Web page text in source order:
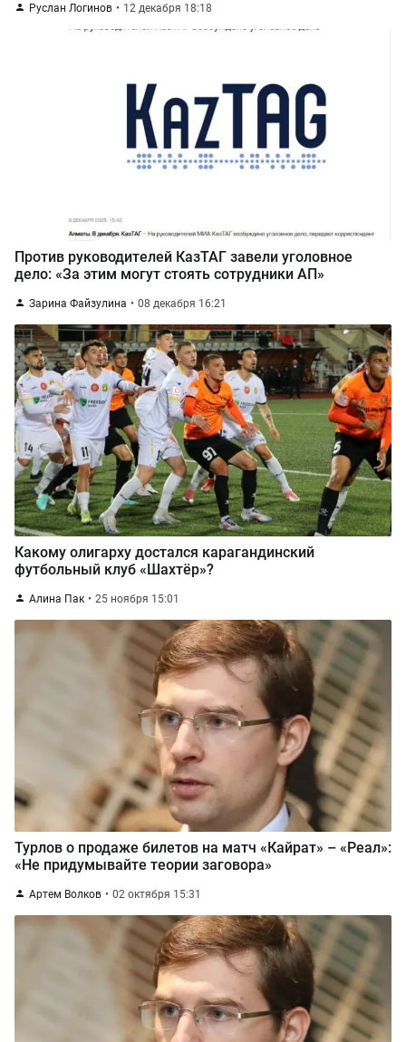
Руслан Логинов 12 декабря 18:18
Против руководителей КазТАГ завели уголовное
дело: «За этим могут стоять сотрудники АП»
Зарина Файзулина 08 декабря 16:21
Какому олигарху достался карагандинский
футбольный клуб «Шахтёр»?
Алина Пак 25 ноября 15:01
Турлов о продаже билетов на матч «Кайрат» – «Реал»:
«Не придумывайте теории заговора»
Артем Волков 02 октября 15:31